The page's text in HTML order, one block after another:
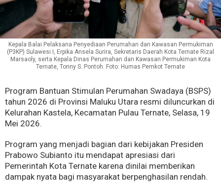
Kepala Balai Pelaksana Penyediaan Perumahan dan Kawasan Permukiman
(P3KP) Sulawesi I, Erpika Ansela Surira, Sekretaris Daerah Kota Ternate Rizal
Marsaoly, serta Kepala Dinas Perumahan dan Kawasan Permukiman Kota
Ternate, Tonny S. Pontoh. Foto: Humas Pemkot Ternate
Program Bantuan Stimulan Perumahan Swadaya (BSPS)
tahun 2026 di Provinsi Maluku Utara resmi diluncurkan di
Kelurahan Kastela, Kecamatan Pulau Ternate, Selasa, 19
Mei 2026.
Program yang menjadi bagian dari kebijakan Presiden
Prabowo Subianto itu mendapat apresiasi dari
Pemerintah Kota Ternate karena dinilai memberikan
dampak nyata bagi masyarakat berpenghasilan rendah.